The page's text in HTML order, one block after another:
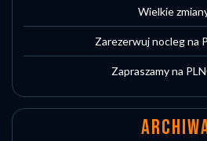
Wielkie
Zarezerwuj nocleg na
Zapraszamy na